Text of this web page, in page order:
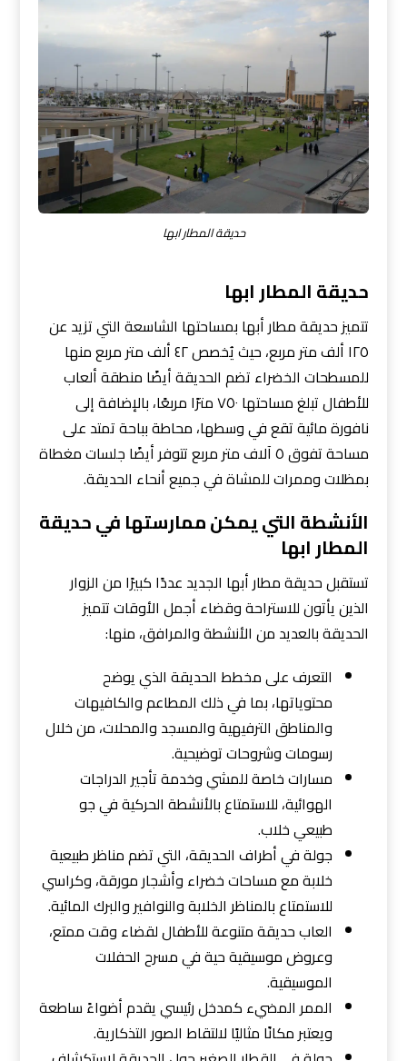
حديقة المطار ابها
حديقة المطار ابها
تتميز حديقة مطار أبها بمساحتها الشاسعة التي تزيد عن
١٢٥ ألف متر مربع، حيث يُخصص ٤٢ ألف متر مربع منها
للمسطحات الخضراء تضم الحديقة أيضًا منطقة ألعاب
للأطفال تبلغ مساحتها ٧٥٠ مترًا مربعًا، بالإضافة إلى
نافورة مائية تقع في وسطها، محاطة بباحة تمتد على
مساحة تفوق ٥ آلاف متر مربع تتوفر أيضًا جلسات مغطاة
بمظلات وممرات للمشاة في جميع أنحاء الحديقة.
الأنشطة التي يمكن ممارستها في حديقة
المطار ابها
تستقبل حديقة مطار أبها الجديد عددًا كبيرًا من الزوار
الذين يأتون للاستراحة وقضاء أجمل الأوقات تتميز
الحديقة بالعديد من الأنشطة والمرافق، منها:
التعرف على مخطط الحديقة الذي يوضح
محتوياتها، بما في ذلك المطاعم والكافيهات
والمناطق الترفيهية والمسجد والمحلات، من خلال
رسومات وشروحات توضيحية.
مسارات خاصة للمشي وخدمة تأجير الدراجات
الهوائية، للاستمتاع بالأنشطة الحركية في جو
طبيعي خلاب.
جولة في أطراف الحديقة، التي تضم مناظر طبيعية
خلابة مع مساحات خضراء وأشجار مورقة، وكراسي
للاستمتاع بالمناظر الخلابة والنوافير والبرك المائية.
العاب حديقة متنوعة للأطفال لقضاء وقت ممتع،
وعروض موسيقية حية في مسرح الحفلات
الموسيقية.
الممر المضيء كمدخل رئيسي يقدم أضواءً ساطعة
ويعتبر مكانًا مثاليًا لالتقاط الصور التذكارية.